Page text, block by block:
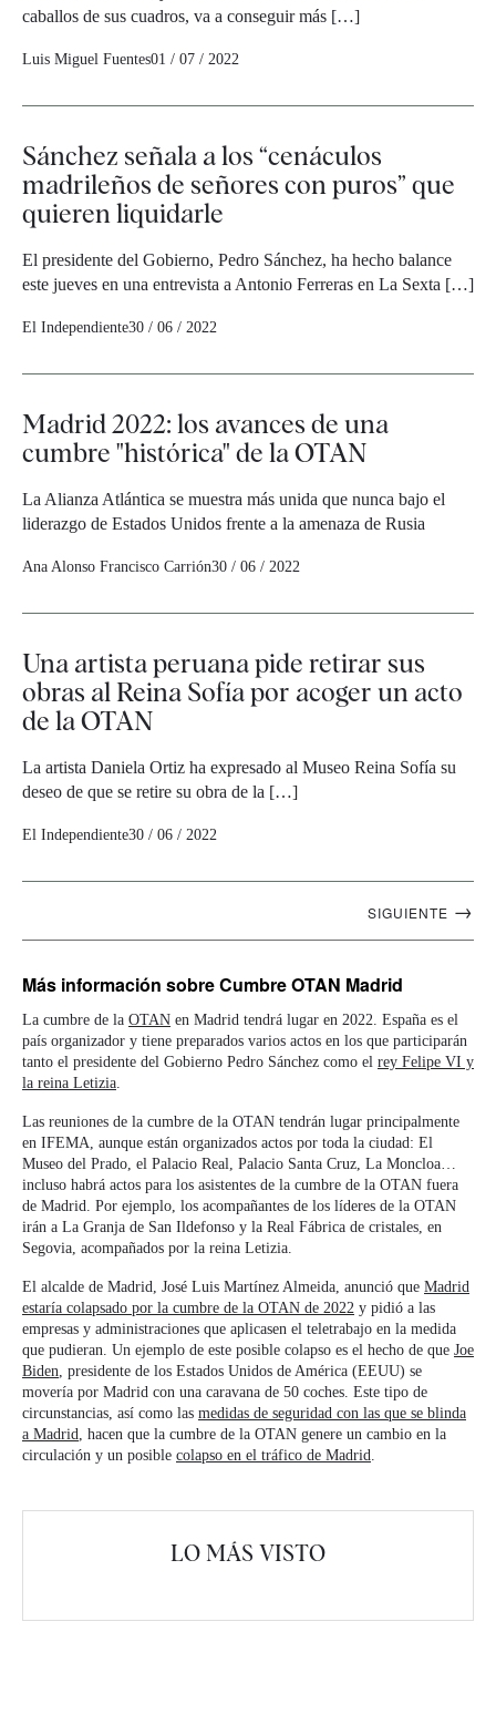
caballos de sus cuadros, va a conseguir más […]
Luis Miguel Fuentes01 / 07 / 2022
Sánchez señala a los “cenáculos
madrileños de señores con puros” que
quieren liquidarle
El presidente del Gobierno, Pedro Sánchez, ha hecho balance
este jueves en una entrevista a Antonio Ferreras en La Sexta […]
El Independiente30 / 06 / 2022
Madrid 2022: los avances de una
cumbre "histórica" de la OTAN
La Alianza Atlántica se muestra más unida que nunca bajo el
liderazgo de Estados Unidos frente a la amenaza de Rusia
Ana Alonso Francisco Carrión30 / 06 / 2022
Una artista peruana pide retirar sus
obras al Reina Sofía por acoger un acto
de la OTAN
La artista Daniela Ortiz ha expresado al Museo Reina Sofía su
deseo de que se retire su obra de la […]
El Independiente30 / 06 / 2022
SIGUIENTE →
Más información sobre Cumbre OTAN Madrid
La cumbre de la OTAN en Madrid tendrá lugar en 2022. España es el
país organizador y tiene preparados varios actos en los que participarán
tanto el presidente del Gobierno Pedro Sánchez como el rey Felipe VI y
la reina Letizia.
Las reuniones de la cumbre de la OTAN tendrán lugar principalmente
en IFEMA, aunque están organizados actos por toda la ciudad: El
Museo del Prado, el Palacio Real, Palacio Santa Cruz, La Moncloa…
incluso habrá actos para los asistentes de la cumbre de la OTAN fuera
de Madrid. Por ejemplo, los acompañantes de los líderes de la OTAN
irán a La Granja de San Ildefonso y la Real Fábrica de cristales, en
Segovia, acompañados por la reina Letizia.
El alcalde de Madrid, José Luis Martínez Almeida, anunció que Madrid
estaría colapsado por la cumbre de la OTAN de 2022 y pidió a las
empresas y administraciones que aplicasen el teletrabajo en la medida
que pudieran. Un ejemplo de este posible colapso es el hecho de que Joe
Biden, presidente de los Estados Unidos de América (EEUU) se
movería por Madrid con una caravana de 50 coches. Este tipo de
circunstancias, así como las medidas de seguridad con las que se blinda
a Madrid, hacen que la cumbre de la OTAN genere un cambio en la
circulación y un posible colapso en el tráfico de Madrid.
LO MÁS VISTO